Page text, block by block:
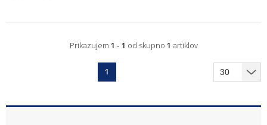
Prikazujem 1 - 1 od skupno 1 artiklov
1